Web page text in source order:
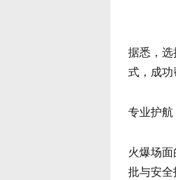
据悉，选
式，成功
专业护航
火爆场
批与安全